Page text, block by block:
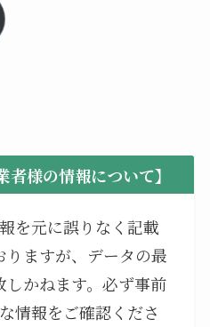
者様の情報について】
を元に誤りなく記載
ますが、データの最
かねます。必ず事前
情報をご確認くださ